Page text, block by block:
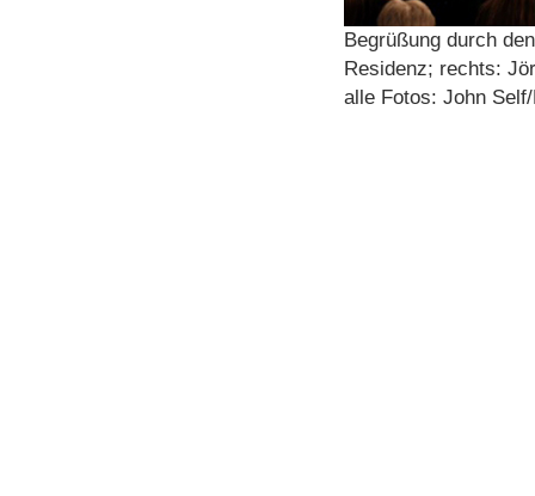
Begrüßung durch
Residenz; rechts:
alle Fotos: John